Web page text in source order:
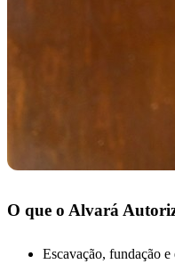
O que o Alvará
Escavação, fundação